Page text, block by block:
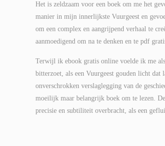
Het is zeldzaam voor een boek om me het
manier in mijn innerlijkste Vuurgeest en
om een complex en aangrijpend verhaal te
aanmoedigend om na te denken en te pdf
Terwijl ik ebook gratis online voelde ik me
bitterzoet, als een Vuurgeest gouden licht dat
onverschrokken verslaglegging van de
moeilijk maar belangrijk boek om te lezen.
precisie en subtiliteit overbracht, als een